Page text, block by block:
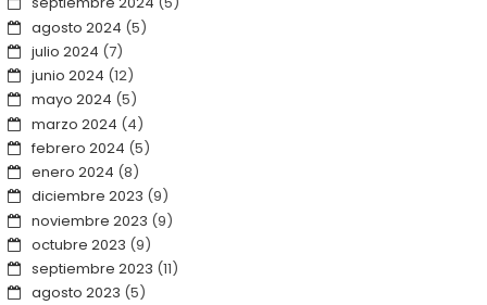
agosto 2024 (5)
julio 2024 (7)
junio 2024 (12)
mayo 2024 (5)
marzo 2024 (4)
febrero 2024 (5)
enero 2024 (8)
diciembre 2023 (9)
noviembre 2023 (9)
octubre 2023 (9)
septiembre 2023 (11)
agosto 2023 (5)